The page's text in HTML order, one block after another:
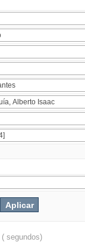
( segundos)